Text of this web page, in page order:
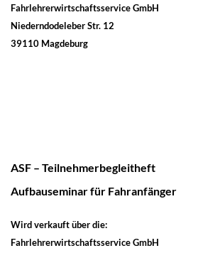
Fahrlehrerwirtschaftsservice GmbH
Niederndodeleber Str. 12
39110 Magdeburg
ASF – Teilnehmerbegleitheft
Aufbauseminar für Fahranfänger
Wird verkauft über die:
Fahrlehrerwirtschaftsservice GmbH